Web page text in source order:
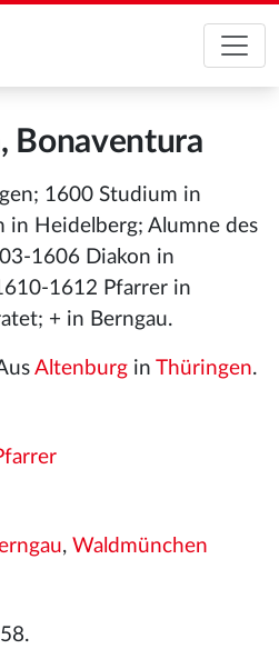
Bonaventura
1600 Studium in
Heidelberg; Alumne des
1606 Diakon in
1612 Pfarrer in
+ in Berngau.
Altenburg in Thüringen.
, Waldmünchen